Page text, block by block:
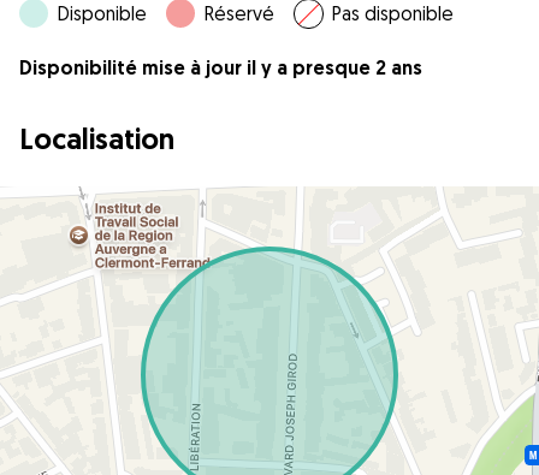
Disponible Réservé Pas disponible
Disponibilité mise à jour il y a presque 2 ans
Localisation